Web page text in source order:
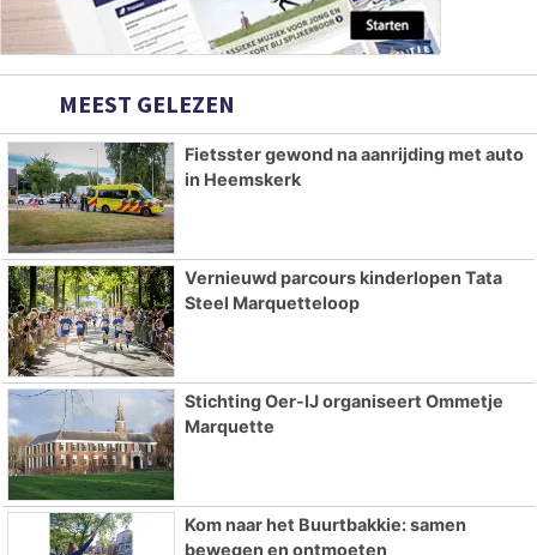
MEEST GELEZEN
Fietsster gewond na aanrijding met auto
in Heemskerk
Vernieuwd parcours kinderlopen Tata
Steel Marquetteloop
Stichting Oer-IJ organiseert Ommetje
Marquette
Kom naar het Buurtbakkie: samen
bewegen en ontmoeten